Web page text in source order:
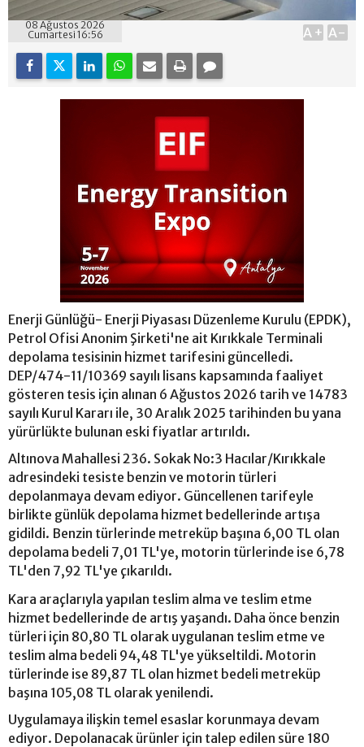
08 Ağustos 2026
Cumartesi 16:56
A+ A-
Enerji Günlüğü- Enerji Piyasası Düzenleme Kurulu (EPDK),
Petrol Ofisi Anonim Şirketi'ne ait Kırıkkale Terminali
depolama tesisinin hizmet tarifesini güncelledi.
DEP/474-11/10369 sayılı lisans kapsamında faaliyet
gösteren tesis için alınan 6 Ağustos 2026 tarih ve 14783
sayılı Kurul Kararı ile, 30 Aralık 2025 tarihinden bu yana
yürürlükte bulunan eski fiyatlar artırıldı.
Altınova Mahallesi 236. Sokak No:3 Hacılar/Kırıkkale
adresindeki tesiste benzin ve motorin türleri
depolanmaya devam ediyor. Güncellenen tarifeyle
birlikte günlük depolama hizmet bedellerinde artışa
gidildi. Benzin türlerinde metreküp başına 6,00 TL olan
depolama bedeli 7,01 TL'ye, motorin türlerinde ise 6,78
TL'den 7,92 TL'ye çıkarıldı.
Kara araçlarıyla yapılan teslim alma ve teslim etme
hizmet bedellerinde de artış yaşandı. Daha önce benzin
türleri için 80,80 TL olarak uygulanan teslim etme ve
teslim alma bedeli 94,48 TL'ye yükseltildi. Motorin
türlerinde ise 89,87 TL olan hizmet bedeli metreküp
başına 105,08 TL olarak yenilendi.
Uygulamaya ilişkin temel esaslar korunmaya devam
ediyor. Depolanacak ürünler için talep edilen süre 180